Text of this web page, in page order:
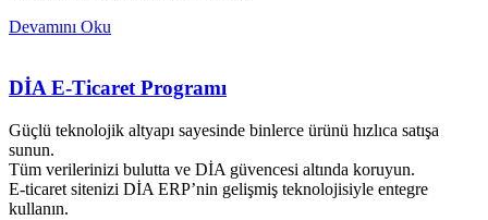
Devamını Oku
DİA E-Ticaret Programı
Güçlü teknolojik altyapı sayesinde binlerce ürünü hızlıca satışa
sunun.
Tüm verilerinizi bulutta ve DİA güvencesi altında koruyun.
E-ticaret sitenizi DİA ERP’nin gelişmiş teknolojisiyle entegre
kullanın.